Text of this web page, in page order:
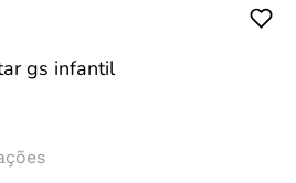
gs infantil